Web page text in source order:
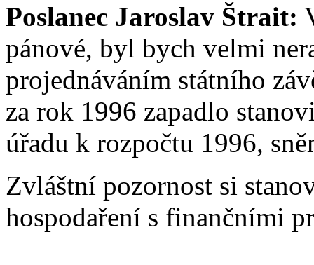
Poslanec Jaroslav Štrait:
pánové, byl bych velmi
projednáváním státního
za rok 1996 zapadlo
úřadu k rozpočtu 1996,
Zvláštní pozornost si
hospodaření s finančními